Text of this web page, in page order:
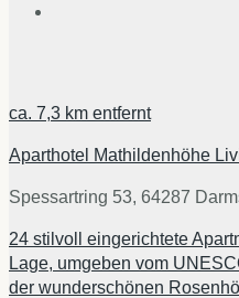
ca. 7,3 km entfernt
Aparthotel Mathildenhöhe
Spessartring 53, 64287
24 stilvoll eingerichtete
Lage, umgeben vom
der wunderschönen